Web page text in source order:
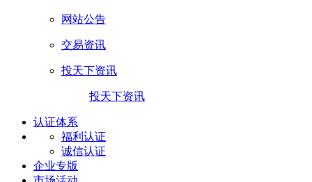
网站公告
交易资讯
投天下资讯
投天下资讯
认证体系
福利认证
诚信认证
企业专版